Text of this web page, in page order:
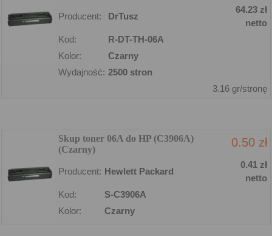
Producent: DrTusz
64.23 zł
netto
Kod:
R-DT-TH-06A
Kolor:
Czarny
Wydajność: 2500 stron
3.16 gr/stronę
Skup toner 06A do HP (C3906A)
(Czarny)
0.50 zł
Producent: Hewlett Packard
0.41 zł
netto
Kod:
S-C3906A
Kolor:
Czarny